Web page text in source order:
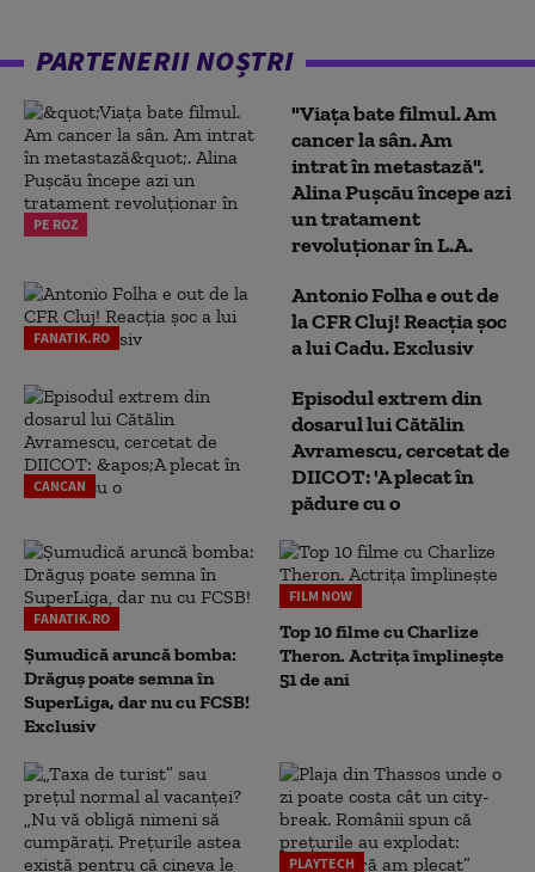
PARTENERII NOȘTRI
PE ROZ
"Viața bate filmul. Am
cancer la sân. Am
intrat în metastază".
Alina Pușcău începe azi
un tratament
revoluționar în L.A.
FANATIK.RO
Antonio Folha e out de
la CFR Cluj! Reacția șoc
a lui Cadu. Exclusiv
CANCAN
Episodul extrem din
dosarul lui Cătălin
Avramescu, cercetat de
DIICOT: 'A plecat în
pădure cu o
FANATIK.RO
Șumudică aruncă bomba:
Drăguș poate semna în
SuperLiga, dar nu cu FCSB!
Exclusiv
FILM NOW
Top 10 filme cu Charlize
Theron. Actrița împlinește
51 de ani
PLAYTECH